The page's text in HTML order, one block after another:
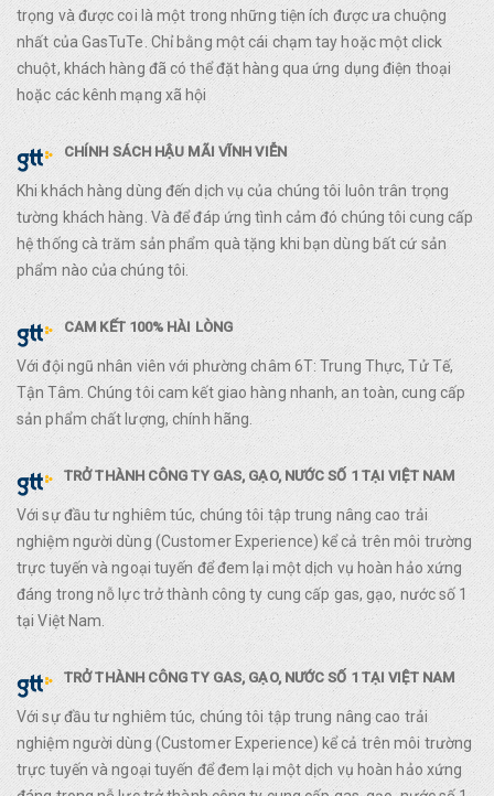
trọng và được coi là một trong những tiện ích được ưa chuộng
nhất của GasTuTe. Chỉ bằng một cái chạm tay hoặc một click
chuột, khách hàng đã có thể đặt hàng qua ứng dụng điện thoại
hoặc các kênh mạng xã hội
CHÍNH SÁCH HẬU MÃI VĨNH VIỄN
Khi khách hàng dùng đến dịch vụ của chúng tôi luôn trân trọng
tường khách hàng. Và để đáp ứng tình cảm đó chúng tôi cung cấp
hệ thống cà trăm sản phẩm quà tặng khi bạn dùng bất cứ sản
phẩm nào của chúng tôi.
CAM KẾT 100% HÀI LÒNG
Với đội ngũ nhân viên với phường châm 6T: Trung Thực, Tử Tế,
Tận Tâm. Chúng tôi cam kết giao hàng nhanh, an toàn, cung cấp
sản phẩm chất lượng, chính hãng.
TRỞ THÀNH CÔNG TY GAS, GẠO, NƯỚC SỐ 1 TẠI VIỆT NAM
Với sự đầu tư nghiêm túc, chúng tôi tập trung nâng cao trải
nghiệm người dùng (Customer Experience) kể cả trên môi trường
trực tuyến và ngoại tuyến để đem lại một dịch vụ hoàn hảo xứng
đáng trong nỗ lực trở thành công ty cung cấp gas, gạo, nước số 1
tại Việt Nam.
TRỞ THÀNH CÔNG TY GAS, GẠO, NƯỚC SỐ 1 TẠI VIỆT NAM
Với sự đầu tư nghiêm túc, chúng tôi tập trung nâng cao trải
nghiệm người dùng (Customer Experience) kể cả trên môi trường
trực tuyến và ngoại tuyến để đem lại một dịch vụ hoàn hảo xứng